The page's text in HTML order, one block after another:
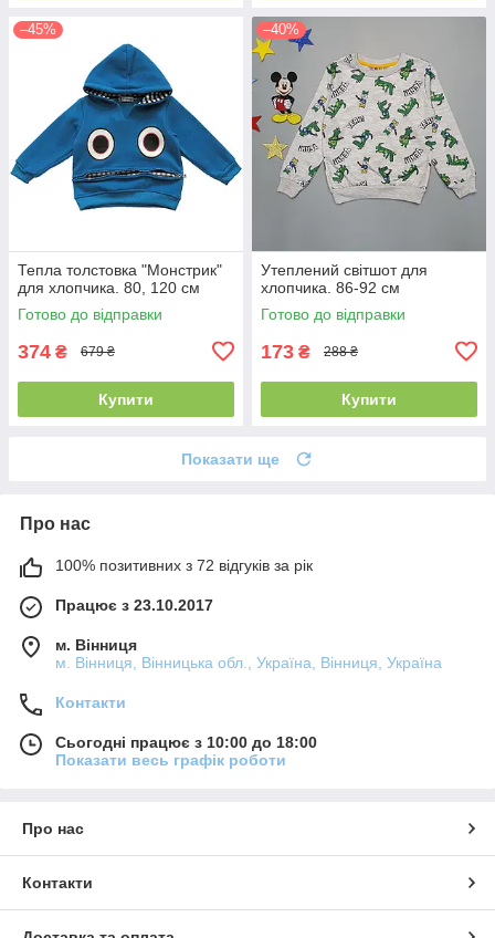
–45%
Тепла толстовка "Монстрик"
для хлопчика. 80, 120 см
Готово до відправки
374 ₴ 679 ₴
Купити
–40%
Утеплений світшот для
хлопчика. 86-92 см
Готово до відправки
173 ₴ 288 ₴
Купити
Показати ще
Про нас
100% позитивних з 72 відгуків за рік
Працює з 23.10.2017
м. Вінниця
м. Вінниця, Вінницька обл., Україна, Вінниця, Україна
Контакти
Сьогодні працює з 10:00 до 18:00
Показати весь графік роботи
Про нас
Контакти